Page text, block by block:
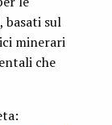
basati sul
minerari
che